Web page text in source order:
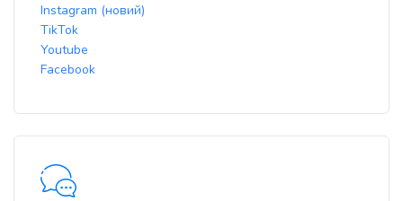
Instagram (новий)
TikTok
Youtube
Facebook